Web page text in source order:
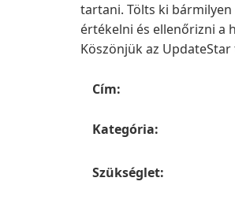
tartani. Tölts ki
értékelni és ellenőrizni a
Köszönjük az
Cím:
Kategória:
Szükséglet: